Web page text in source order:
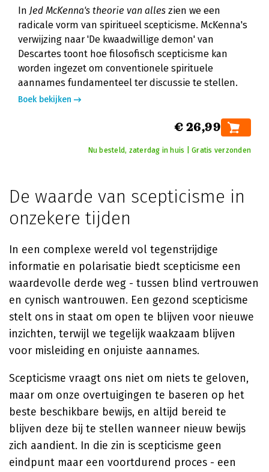
In Jed McKenna's theorie van alles zien we een
radicale vorm van spiritueel scepticisme. McKenna's
verwijzing naar 'De kwaadwillige demon' van
Descartes toont hoe filosofisch scepticisme kan
worden ingezet om conventionele spirituele
aannames fundamenteel ter discussie te stellen.
Boek bekijken
€ 26,99
Nu besteld, zaterdag in huis | Gratis verzonden
De waarde van scepticisme in
onzekere tijden
In een complexe wereld vol tegenstrijdige
informatie en polarisatie biedt scepticisme een
waardevolle derde weg - tussen blind vertrouwen
en cynisch wantrouwen. Een gezond scepticisme
stelt ons in staat om open te blijven voor nieuwe
inzichten, terwijl we tegelijk waakzaam blijven
voor misleiding en onjuiste aannames.
Scepticisme vraagt ons niet om niets te geloven,
maar om onze overtuigingen te baseren op het
beste beschikbare bewijs, en altijd bereid te
blijven deze bij te stellen wanneer nieuw bewijs
zich aandient. In die zin is scepticisme geen
eindpunt maar een voortdurend proces - een